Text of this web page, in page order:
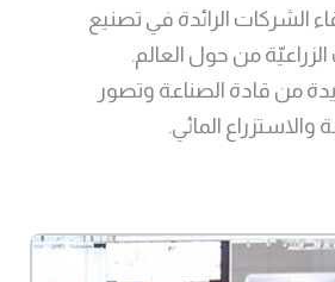
الشركات الرائدة في تصنيع
من حول العالم.
من قادة الصناعة وتصور
والاستزراع المائي.